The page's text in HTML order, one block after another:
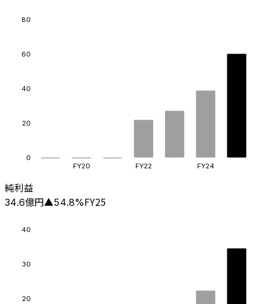
0
20
40
60
80
FY20 FY22 FY24
純利益
34.6億円▲54.8%FY25
20
30
40